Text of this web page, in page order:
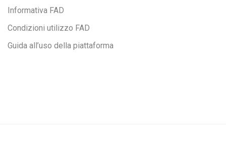
Informativa FAD
Condizioni utilizzo FAD
Guida all’uso della piattaforma